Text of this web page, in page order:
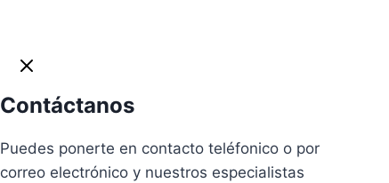
Contáctanos
Puedes ponerte en contacto teléfonico o por
correo electrónico y nuestros especialistas